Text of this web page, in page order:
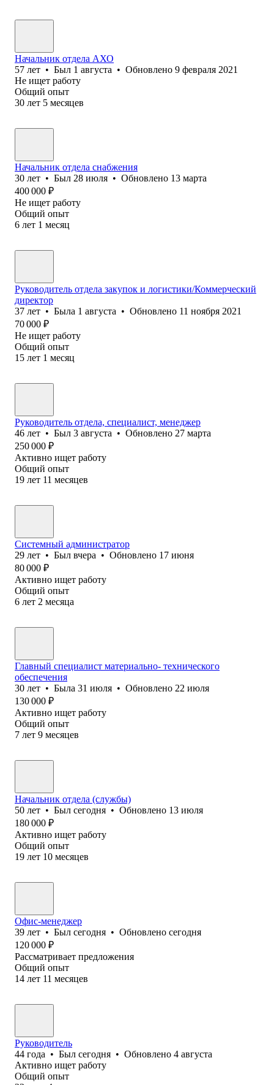
Начальник отдела АХО
57 лет • Был 1 августа • Обновлено 9 февраля 2021
Не ищет работу
Общий опыт
30 лет 5 месяцев
Начальник отдела снабжения
30 лет • Был 28 июля • Обновлено 13 марта
400 000 ₽
Не ищет работу
Общий опыт
6 лет 1 месяц
Руководитель отдела закупок и логистики/Коммерческий
директор
37 лет • Была 1 августа • Обновлено 11 ноября 2021
70 000 ₽
Не ищет работу
Общий опыт
15 лет 1 месяц
Руководитель отдела, специалист, менеджер
46 лет • Был 3 августа • Обновлено 27 марта
250 000 ₽
Активно ищет работу
Общий опыт
19 лет 11 месяцев
Системный администратор
29 лет • Был вчера • Обновлено 17 июня
80 000 ₽
Активно ищет работу
Общий опыт
6 лет 2 месяца
Главный специалист материально- технического
обеспечения
30 лет • Была 31 июля • Обновлено 22 июля
130 000 ₽
Активно ищет работу
Общий опыт
7 лет 9 месяцев
Начальник отдела (службы)
50 лет • Был сегодня • Обновлено 13 июля
180 000 ₽
Активно ищет работу
Общий опыт
19 лет 10 месяцев
Офис-менеджер
39 лет • Был сегодня • Обновлено сегодня
120 000 ₽
Рассматривает предложения
Общий опыт
14 лет 11 месяцев
Руководитель
44 года • Был сегодня • Обновлено 4 августа
Активно ищет работу
Общий опыт